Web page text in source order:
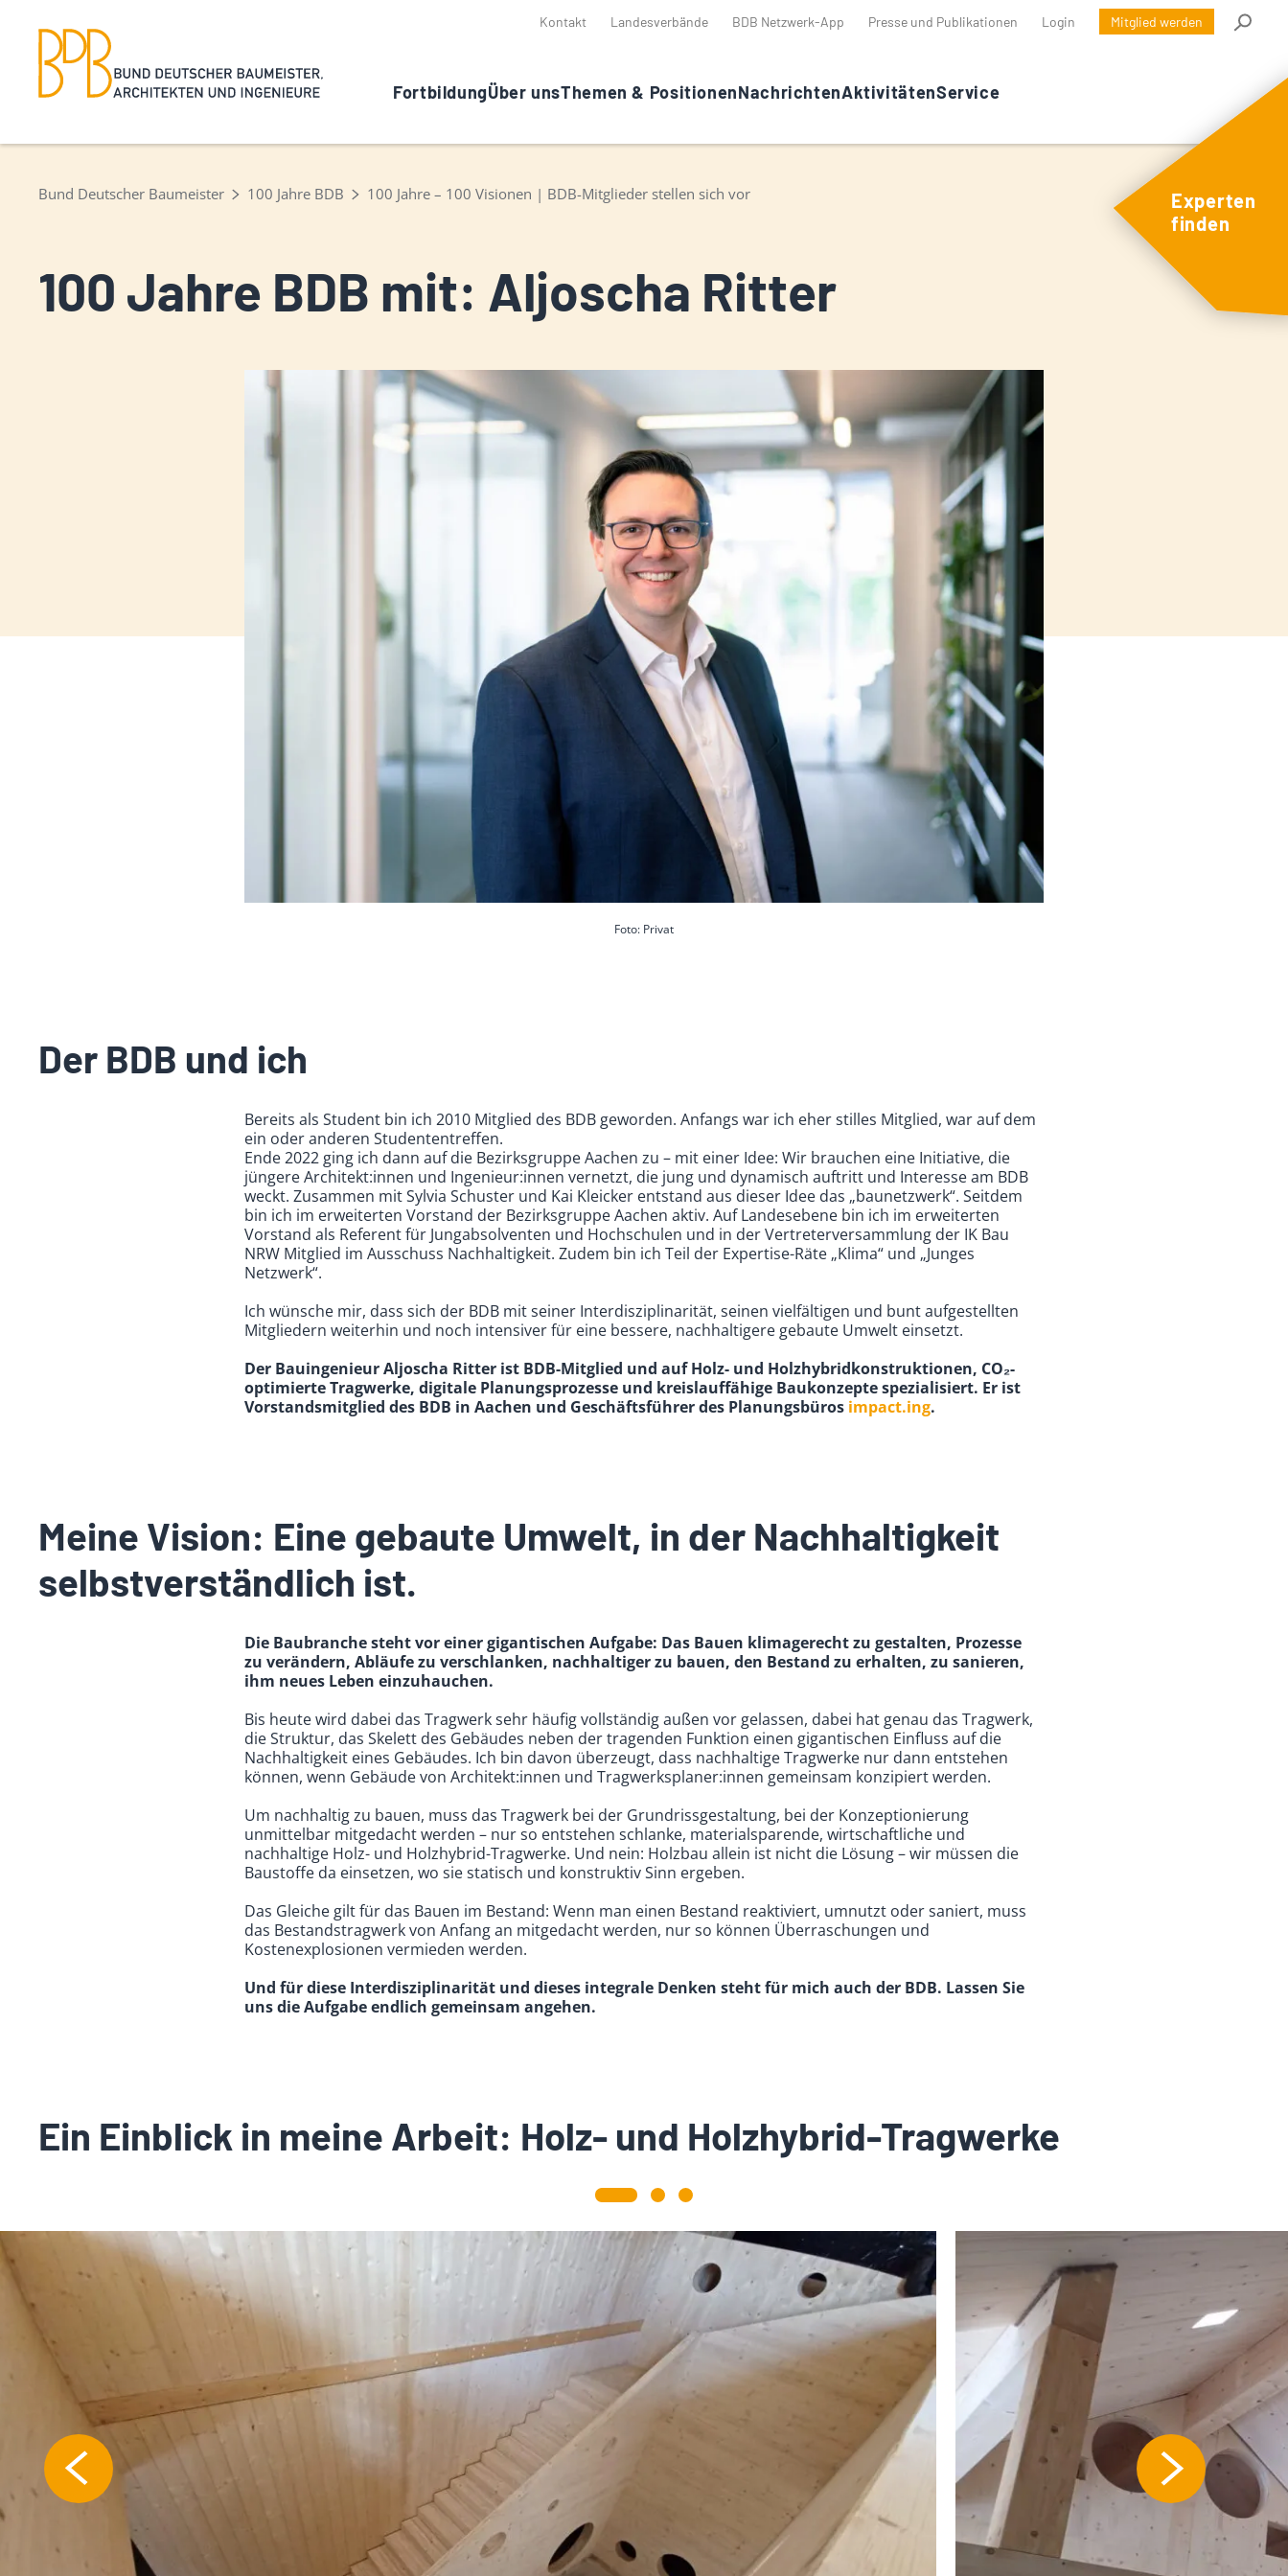
Kontakt Landesverbände BDB Netzwerk-App Presse und Publikationen Login Mitglied werden
FortbildungÜber unsThemen & PositionenNachrichtenAktivitätenService
Experten
finden
Bund Deutscher Baumeister 100 Jahre BDB 100 Jahre – 100 Visionen | BDB-Mitglieder stellen sich vor
100 Jahre BDB mit: Aljoscha Ritter
Foto: Privat
Der BDB und ich
Bereits als Student bin ich 2010 Mitglied des BDB geworden. Anfangs war ich eher stilles Mitglied, war auf dem
ein oder anderen Studententreffen.
Ende 2022 ging ich dann auf die Bezirksgruppe Aachen zu – mit einer Idee: Wir brauchen eine Initiative, die
jüngere Architekt:innen und Ingenieur:innen vernetzt, die jung und dynamisch auftritt und Interesse am BDB
weckt. Zusammen mit Sylvia Schuster und Kai Kleicker entstand aus dieser Idee das „baunetzwerk“. Seitdem
bin ich im erweiterten Vorstand der Bezirksgruppe Aachen aktiv. Auf Landesebene bin ich im erweiterten
Vorstand als Referent für Jungabsolventen und Hochschulen und in der Vertreterversammlung der IK Bau
NRW Mitglied im Ausschuss Nachhaltigkeit. Zudem bin ich Teil der Expertise-Räte „Klima“ und „Junges
Netzwerk“.
Ich wünsche mir, dass sich der BDB mit seiner Interdisziplinarität, seinen vielfältigen und bunt aufgestellten
Mitgliedern weiterhin und noch intensiver für eine bessere, nachhaltigere gebaute Umwelt einsetzt.
Der Bauingenieur Aljoscha Ritter ist BDB-Mitglied und auf Holz- und Holzhybridkonstruktionen, CO₂-
optimierte Tragwerke, digitale Planungsprozesse und kreislauffähige Baukonzepte spezialisiert. Er ist
Vorstandsmitglied des BDB in Aachen und Geschäftsführer des Planungsbüros impact.ing.
Meine Vision: Eine gebaute Umwelt, in der Nachhaltigkeit
selbstverständlich ist.
Die Baubranche steht vor einer gigantischen Aufgabe: Das Bauen klimagerecht zu gestalten, Prozesse
zu verändern, Abläufe zu verschlanken, nachhaltiger zu bauen, den Bestand zu erhalten, zu sanieren,
ihm neues Leben einzuhauchen.
Bis heute wird dabei das Tragwerk sehr häufig vollständig außen vor gelassen, dabei hat genau das Tragwerk,
die Struktur, das Skelett des Gebäudes neben der tragenden Funktion einen gigantischen Einfluss auf die
Nachhaltigkeit eines Gebäudes. Ich bin davon überzeugt, dass nachhaltige Tragwerke nur dann entstehen
können, wenn Gebäude von Architekt:innen und Tragwerksplaner:innen gemeinsam konzipiert werden.
Um nachhaltig zu bauen, muss das Tragwerk bei der Grundrissgestaltung, bei der Konzeptionierung
unmittelbar mitgedacht werden – nur so entstehen schlanke, materialsparende, wirtschaftliche und
nachhaltige Holz- und Holzhybrid-Tragwerke. Und nein: Holzbau allein ist nicht die Lösung – wir müssen die
Baustoffe da einsetzen, wo sie statisch und konstruktiv Sinn ergeben.
Das Gleiche gilt für das Bauen im Bestand: Wenn man einen Bestand reaktiviert, umnutzt oder saniert, muss
das Bestandstragwerk von Anfang an mitgedacht werden, nur so können Überraschungen und
Kostenexplosionen vermieden werden.
Und für diese Interdisziplinarität und dieses integrale Denken steht für mich auch der BDB. Lassen Sie
uns die Aufgabe endlich gemeinsam angehen.
Ein Einblick in meine Arbeit: Holz- und Holzhybrid-Tragwerke